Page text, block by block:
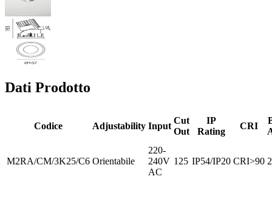
Dati Prodotto
Codice Adjustability Input
Cut
Out
IP
Rating
CRI
M2RA/CM/3K25/C6 Orientabile
220-
240V
AC
125 IP54/IP20 CRI>90